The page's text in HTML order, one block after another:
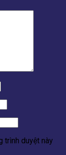
trình duyệt này